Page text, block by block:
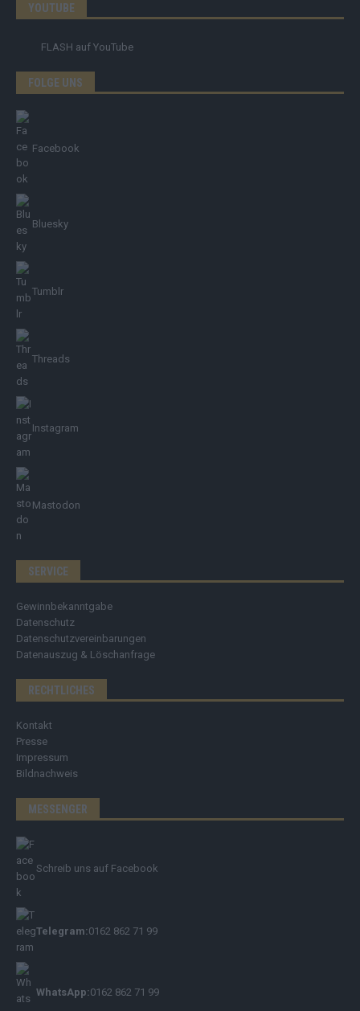
YOUTUBE
FLASH auf YouTube
FOLGE UNS
Facebook
Bluesky
Tumblr
Threads
Instagram
Mastodon
SERVICE
Gewinnbekanntgabe
Datenschutz
Datenschutzvereinbarungen
Datenauszug & Löschanfrage
RECHTLICHES
Kontakt
Presse
Impressum
Bildnachweis
MESSENGER
Schreib uns auf Facebook
Telegram:0162 862 71 99
WhatsApp:0162 862 71 99